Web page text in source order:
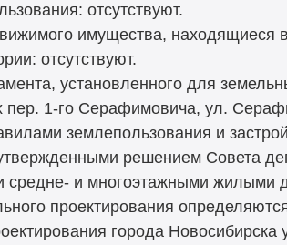
отсутствуют.
имущества, находящиеся
отсутствуют.
установленного для
пер. 1-го Серафимовича, ул.
землепользования и
решением Совета
средне- и многоэтажными
проектирования
города